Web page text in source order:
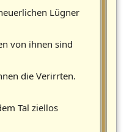
Lügner
von ihnen sind
die Verirrten.
Tal ziellos